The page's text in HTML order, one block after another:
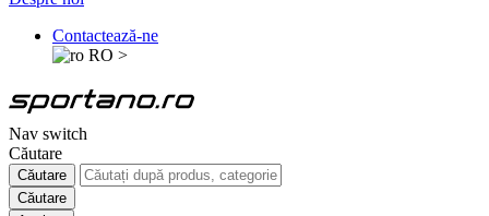
Contactează-ne
RO >
Nav switch
Căutare
Căutare
Căutare